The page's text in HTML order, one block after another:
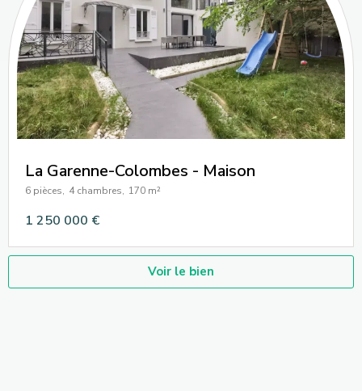
La Garenne-Colombes - Maison
6 pièces, 4 chambres, 170 m²
1 250 000 €
Voir le bien